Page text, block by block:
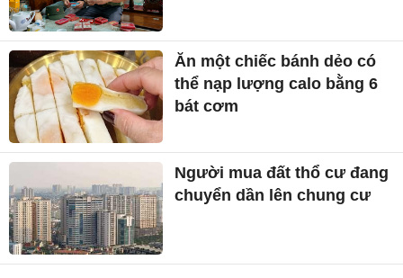
Ăn một chiếc bánh dẻo có
thể nạp lượng calo bằng 6
bát cơm
Người mua đất thổ cư đang
chuyển dần lên chung cư